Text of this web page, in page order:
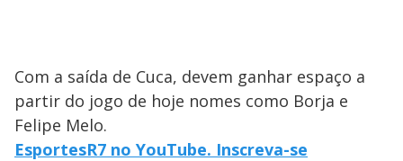
Com a saída de Cuca, devem ganhar espaço a
partir do jogo de hoje nomes como Borja e
Felipe Melo.
EsportesR7 no YouTube. Inscreva-se